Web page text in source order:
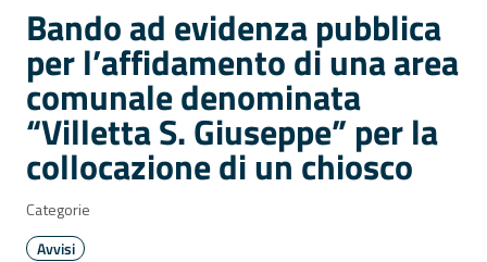
Bando ad evidenza pubblica
per l’affidamento di una area
comunale denominata
“Villetta S. Giuseppe” per la
collocazione di un chiosco
Categorie
Avvisi